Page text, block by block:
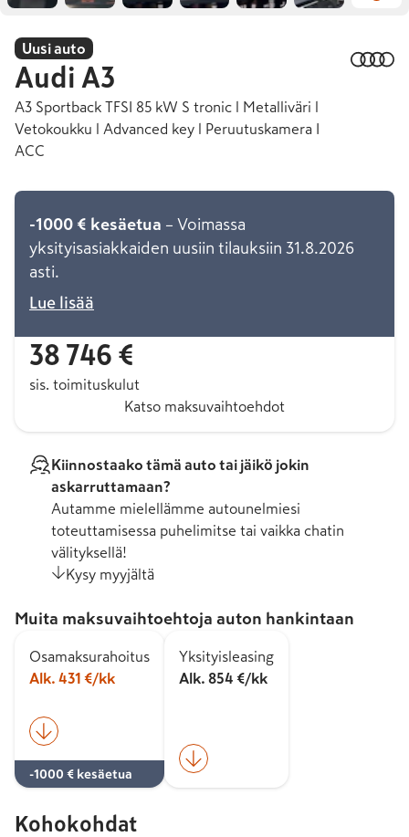
Uusi auto
Audi A3
A3 Sportback TFSI 85 kW S tronic l Metalliväri l
Vetokoukku l Advanced key l Peruutuskamera I
ACC
-1000 € kesäetua – Voimassa
yksityisasiakkaiden uusiin tilauksiin 31.8.2026
asti.
Lue lisää
38 746 €
sis. toimituskulut
Katso maksuvaihtoehdot
Kiinnostaako tämä auto tai jäikö jokin
askarruttamaan?
Autamme mielellämme autounelmiesi
toteuttamisessa puhelimitse tai vaikka chatin
välityksellä!
Kysy myyjältä
Muita maksuvaihtoehtoja auton hankintaan
Osamaksurahoitus
Alk. 431 €/kk
-1000 € kesäetua
Yksityisleasing
Alk. 854 €/kk
Kohokohdat